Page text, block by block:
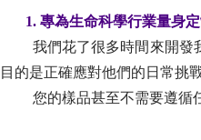
1. 專為生命科學行業量身
我們花了很多時間來開發
目的是正確應對他們的日常挑戰
您的樣品甚至不需要遵循